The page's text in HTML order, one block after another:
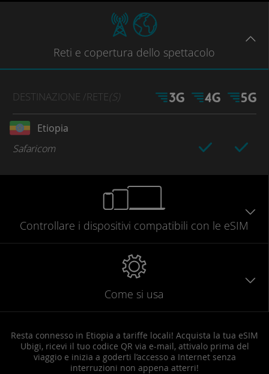
Reti e copertura dello spettacolo
DESTINAZIONE /RETE(S)
Etiopia
Safaricom
Controllare i dispositivi compatibili con le eSIM
Come si usa
Resta connesso in Etiopia a tariffe locali! Acquista la tua eSIM
Ubigi, ricevi il tuo codice QR via e-mail, attivalo prima del
viaggio e inizia a goderti l’accesso a Internet senza
interruzioni non appena atterri!